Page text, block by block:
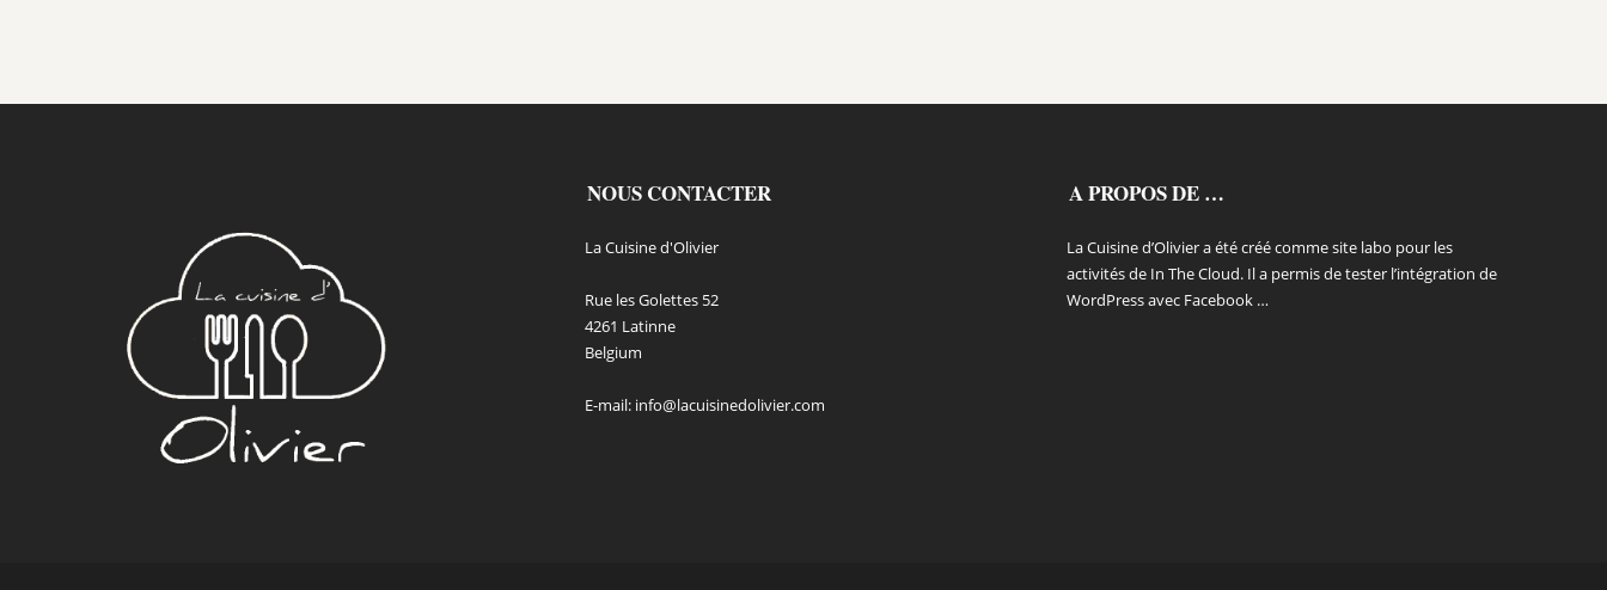
NOUS CONTACTER
La Cuisine d'Olivier
Rue les Golettes 52
4261 Latinne
Belgium
E-mail: info@lacuisinedolivier.com
A PROPOS DE …
La Cuisine d’Olivier a été créé comme site labo pour les
activités de In The Cloud. Il a permis de tester l’intégration de
WordPress avec Facebook …